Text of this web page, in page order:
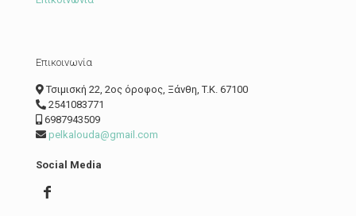
Επικοινωνία
Τσιμισκή 22, 2ος όροφος, Ξάνθη, T.K. 67100
2541083771
6987943509
pelkalouda@gmail.com
Social Media